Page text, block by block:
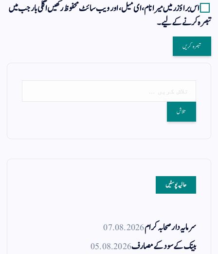
اس براؤزر میں میرا نام، ای میل، اور ویب سائٹ محفوظ رکھیں اگلی بار جب میں
تبصرہ کرنے کےلیے۔
حالیہ پوسٹیں
سرمایہ دار صحابہ کرام07.08.2026
بینک کے سود کے مصارف05.08.2026